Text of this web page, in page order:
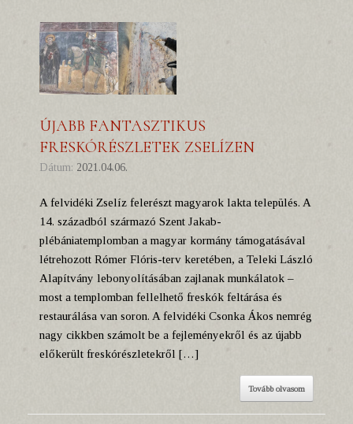
ÚJABB FANTASZTIKUS
FRESKÓRÉSZLETEK ZSELÍZEN
Dátum: 2021.04.06.
A felvidéki Zselíz felerészt magyarok lakta település. A
14. századból származó Szent Jakab-
plébániatemplomban a magyar kormány támogatásával
létrehozott Rómer Flóris-terv keretében, a Teleki László
Alapítvány lebonyolításában zajlanak munkálatok –
most a templomban fellelhető freskók feltárása és
restaurálása van soron. A felvidéki Csonka Ákos nemrég
nagy cikkben számolt be a fejleményekről és az újabb
előkerült freskórészletekről […]
Tovább olvasom